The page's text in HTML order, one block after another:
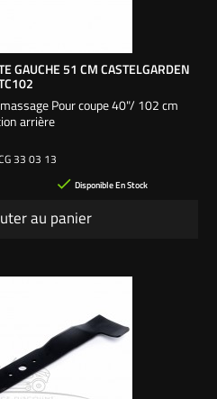
GAUCHE 51 CM CASTELGARDEN
Pour coupe 40"/ 102 cm
arrière
33 03 13
 Disponible En Stock
au panier